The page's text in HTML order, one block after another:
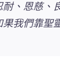
、恩慈、
果我們靠聖